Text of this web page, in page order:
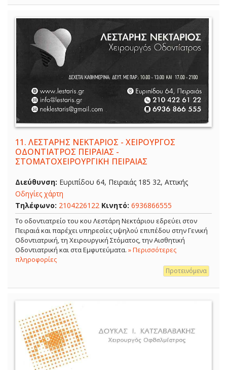
11. ΛΕΣΤΑΡΗΣ ΝΕΚΤΑΡΙΟΣ - ΧΕΙΡΟΥΡΓΟΣ
ΟΔΟΝΤΙΑΤΡΟΣ ΠΕΙΡΑΙΑΣ -
ΣΤΟΜΑΤΟΧΕΙΡΟΥΡΓΙΚΗ ΠΕΙΡΑΙΑΣ
Διεύθυνση: Ευριπίδου 64, Πειραιάς 185 32, Αττικής
Οδηγίες χάρτη
Τηλέφωνο: 2104226122 Κινητό: 6936866555
Το οδοντιατρείο του κου Λεστάρη Νεκτάριου εδρεύει στον
Πειραιά και παρέχει υπηρεσίες υψηλού επιπέδου στην Γενική
Οδοντιατρική, τη Χειρουργική Στόματος, την Αισθητική
Οδοντιατρική και στα Εμφυτεύματα. » Περισσότερες
πληροφορίες
Προτεινόμενα